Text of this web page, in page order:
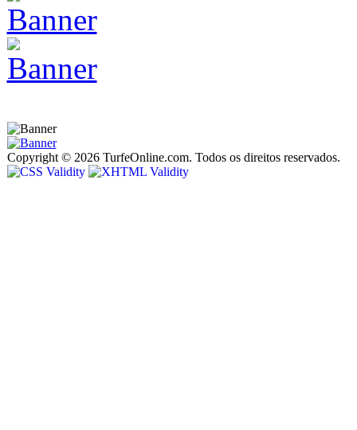
Copyright © 2026 TurfeOnline.com. Todos os direitos reservados.